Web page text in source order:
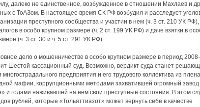
далеко не единственное, возбужденное в отношении Махлаев и
с ТоАЗом. В настоящее время СК РФ возбудил и расследует
преступного сообщества и участии в нем (ч. 3 ст. 210 УК РФ),
в особо крупном размере (ч. 2 ст. 199 УК РФ) и даче взятки в
(ч. 3 ст. 30 и ч. 5 ст. 291 УК РФ).
дело о мошенничестве в особо крупном размере в период
Шестой кассационный суд. Возможно, вердикт суда станет
предприятия и его трудового коллектива из
мафии, коррупционными методами захватившей огромный завод
и годами наживавшей на нем свои преступные состояния. В этом
рублей, которые «Тольяттиазот» может вернуть себе в качестве